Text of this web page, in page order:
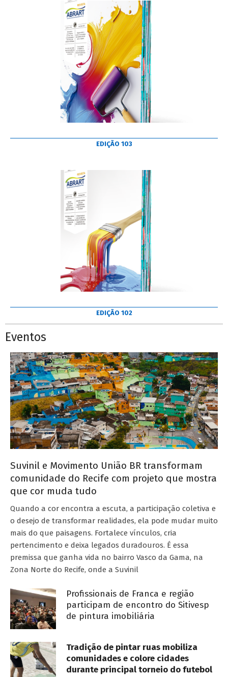
EDIÇÃO 103
EDIÇÃO 102
Eventos
Suvinil e Movimento União BR transformam
comunidade do Recife com projeto que mostra
que cor muda tudo
Quando a cor encontra a escuta, a participação coletiva e
o desejo de transformar realidades, ela pode mudar muito
mais do que paisagens. Fortalece vínculos, cria
pertencimento e deixa legados duradouros. É essa
premissa que ganha vida no bairro Vasco da Gama, na
Zona Norte do Recife, onde a Suvinil
Profissionais de Franca e região
participam de encontro do Sitivesp
de pintura imobiliária
Tradição de pintar ruas mobiliza
comunidades e colore cidades
durante principal torneio do futebol